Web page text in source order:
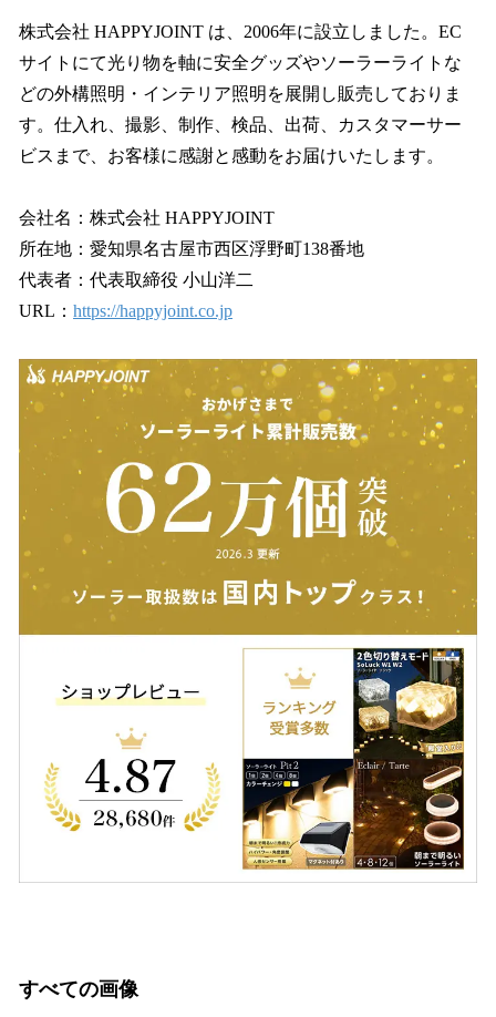
株式会社 HAPPYJOINT は、2006年に設立しました。EC
サイトにて光り物を軸に安全グッズやソーラーライトな
どの外構照明・インテリア照明を展開し販売しておりま
す。仕入れ、撮影、制作、検品、出荷、カスタマーサー
ビスまで、お客様に感謝と感動をお届けいたします。
会社名：株式会社 HAPPYJOINT
所在地：愛知県名古屋市西区浮野町138番地
代表者：代表取締役 小山洋二
URL： https://happyjoint.co.jp
すべての画像